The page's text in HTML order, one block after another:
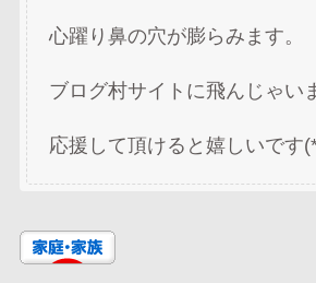
心躍り鼻の穴が膨らみます。
ブログ村サイトに飛んじゃい
応援して頂けると嬉しいです